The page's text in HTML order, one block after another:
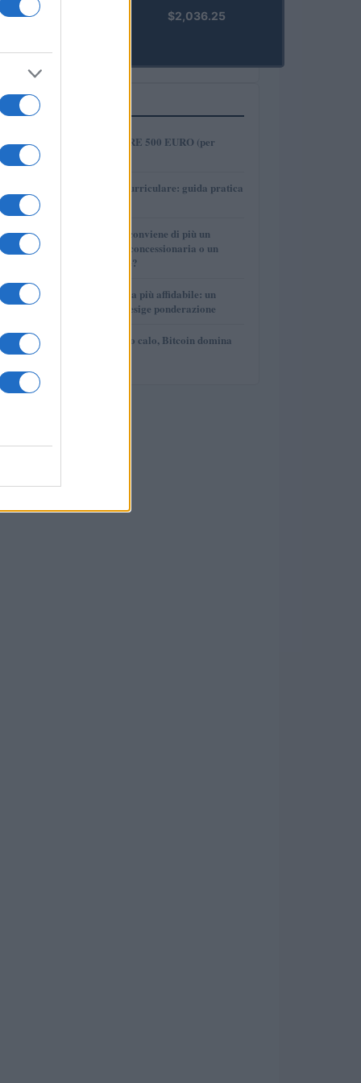
PRIME)
$2,036.25
PIÙ LETTI
1
COME INVESTIRE 500 EURO (per
2
Tirocinio extra-curriculare: guida pratica
3
Per le auto usate conviene di più un
finanziamento in concessionaria o un
prestito personale?
4
La macchina usata più affidabile: un
investimento che esige ponderazione
5
Mercati in leggero calo, Bitcoin domina